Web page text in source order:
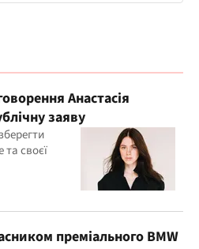
Анастасія
заяву
та своєї
преміального BMW